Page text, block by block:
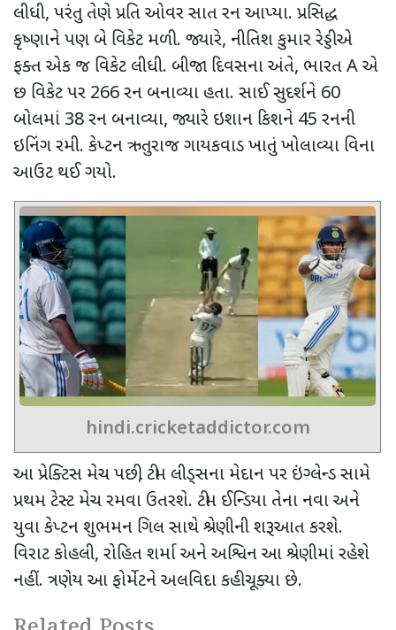
લીધી, પરંતુ તેણે પ્રતિ ઓવર સાત રન આપ્યા. પ્રસિદ્ધ
કૃષ્ણાને પણ બે વિકેટ મળી. જ્યારે, નીતિશ કુમાર રેડ્ડીએ
ફક્ત એક જ વિકેટ લીધી. બીજા દિવસના અંતે, ભારતAએ
છ વિકેટ પર 266રન બનાવ્યા હતા. સાઈ સુદર્શને 60
બોલમાં 38રન બનાવ્યા, જ્યારે ઇશાન કિશને 45 રનની
ઇનિંગ રમી. કેપ્ટન ઋતુરાજ ગાયકવાડ ખાતું ખોલાવ્યા વિના
આઉટ થઈ ગયો.
hindi.cricketaddictor.com
આ પ્રેક્ટિસ મેચ પછી, ટીમ લીડ્સના મેદાન પર ઇંગ્લેન્ડ સામે
પ્રથમ ટેસ્ટ મેચ રમવા ઉતરશે. ટીમ ઈન્ડિયા તેના નવા અને
યુવા કેપ્ટન શુભમન ગિલ સાથે શ્રેણીની શરૂઆત કરશે.
વિરાટ કોહલી, રોહિત શર્મા અને અશ્વિન આ શ્રેણીમાં રહેશે
નહીં. ત્રણેય આ ફોર્મેટને અલવિદા કહી ચૂક્યા છે.